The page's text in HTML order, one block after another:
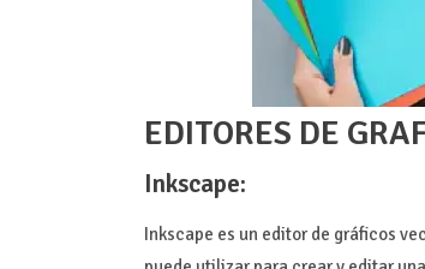
EDITORES DE
Inkscape:
Inkscape es un editor de gráficos